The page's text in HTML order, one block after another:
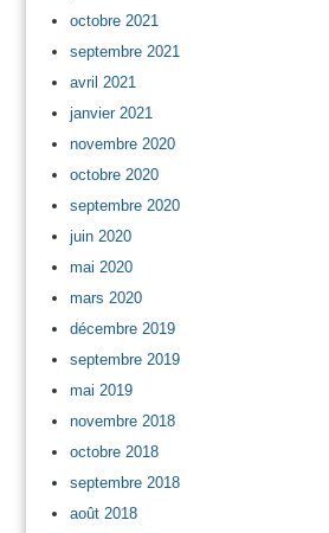
octobre 2021
septembre 2021
avril 2021
janvier 2021
novembre 2020
octobre 2020
septembre 2020
juin 2020
mai 2020
mars 2020
décembre 2019
septembre 2019
mai 2019
novembre 2018
octobre 2018
septembre 2018
août 2018